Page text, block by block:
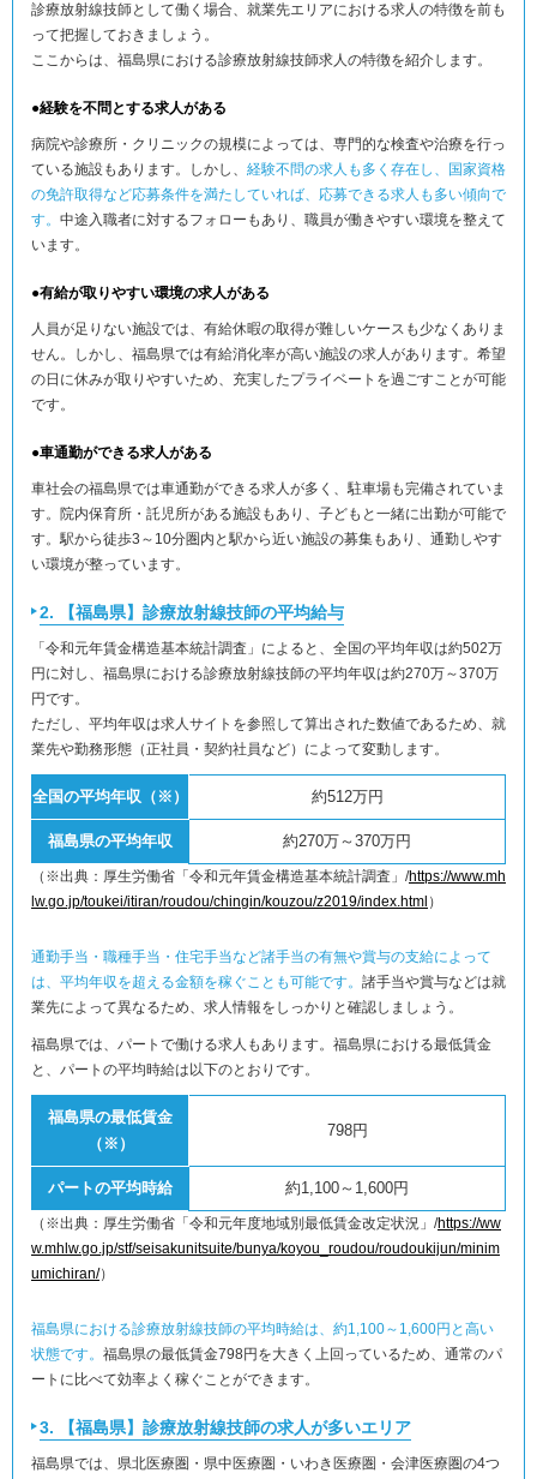
診療放射線技師として働く場合、就業先エリアにおける求人の特徴を前も
って把握しておきましょう。
ここからは、福島県における診療放射線技師求人の特徴を紹介します。
●経験を不問とする求人がある
病院や診療所・クリニックの規模によっては、専門的な検査や治療を行っ
ている施設もあります。しかし、 経験不問の求人も多く存在し、国家資格
の免許取得など応募条件を満たしていれば、応募できる求人も多い傾向で
す。 中途入職者に対するフォローもあり、職員が働きやすい環境を整えて
います。
●有給が取りやすい環境の求人がある
人員が足りない施設では、有給休暇の取得が難しいケースも少なくありま
せん。しかし、福島県では有給消化率が高い施設の求人があります。希望
の日に休みが取りやすいため、充実したプライベートを過ごすことが可能
です。
●車通勤ができる求人がある
車社会の福島県では車通勤ができる求人が多く、駐車場も完備されていま
す。院内保育所・託児所がある施設もあり、子どもと一緒に出勤が可能で
す。駅から徒歩3～10分圏内と駅から近い施設の募集もあり、通勤しやす
い環境が整っています。
2. 【福島県】診療放射線技師の平均給与
「令和元年賃金構造基本統計調査」によると、全国の平均年収は約502万
円に対し、福島県における診療放射線技師の平均年収は約270万～370万
円です。
ただし、平均年収は求人サイトを参照して算出された数値であるため、就
業先や勤務形態（正社員・契約社員など）によって変動します。
全国の平均年収（※） 約512万円
福島県の平均年収 約270万～370万円
（※出典：厚生労働省「令和元年賃金構造基本統計調査」/https://www.mh
lw.go.jp/toukei/itiran/roudou/chingin/kouzou/z2019/index.html ）
通勤手当・職種手当・住宅手当など諸手当の有無や賞与の支給によって
は、平均年収を超える金額を稼ぐことも可能です。 諸手当や賞与などは就
業先によって異なるため、求人情報をしっかりと確認しましょう。
福島県では、パートで働ける求人もあります。福島県における最低賃金
と、パートの平均時給は以下のとおりです。
福島県の最低賃金
（※）
798円
パートの平均時給 約1,100～1,600円
（※出典：厚生労働省「令和元年度地域別最低賃金改定状況」/https://ww
w.mhlw.go.jp/stf/seisakunitsuite/bunya/koyou_roudou/roudoukijun/minim
umichiran/）
福島県における診療放射線技師の平均時給は、約1,100～1,600円と高い
状態です。 福島県の最低賃金798円を大きく上回っているため、通常のパ
ートに比べて効率よく稼ぐことができます。
3. 【福島県】診療放射線技師の求人が多いエリア
福島県では、県北医療圏・県中医療圏・いわき医療圏・会津医療圏の4つ